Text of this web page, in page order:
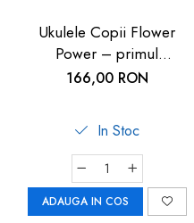
Ukulele Copii Flower
Power – primul
instrument muzical pentru
166,00 RON
In Stoc
ADAUGA IN COS